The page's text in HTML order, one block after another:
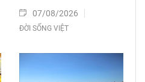
07/08/2026
ĐỜI SỐNG VIỆT